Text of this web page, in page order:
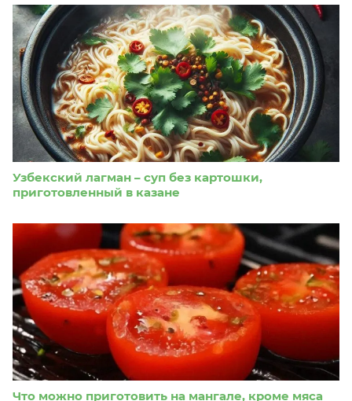
Узбекский лагман – суп без картошки,
приготовленный в казане
Что можно приготовить на мангале, кроме мяса